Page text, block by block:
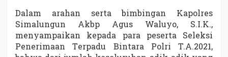
Dalam arahan serta bimbingan Kapolres
Simalungun Akbp Agus Waluyo, S.I.K.,
menyampaikan kepada para peserta Seleksi
Penerimaan Terpadu Bintara Polri T.A.2021,